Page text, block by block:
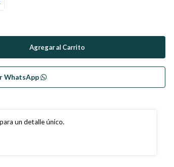
WhatsApp
un detalle único.